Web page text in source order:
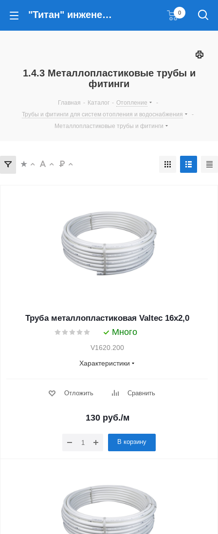
"Титан" инженерные решения 0
1.4.3 Металлопластиковые трубы и
фитинги
Главная - Каталог - Отопление
-
Трубы и фитинги для систем отопления и водоснабжения
-
Металлопластиковые трубы и фитинги
Труба металлопластиковая Valtec 16х2,0
Много
V1620.200
Характеристики
Отложить Сравнить
130руб./м
В корзину